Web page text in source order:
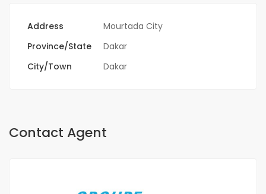
Address
Mourtada City
Province/State
Dakar
City/Town
Dakar
Contact Agent